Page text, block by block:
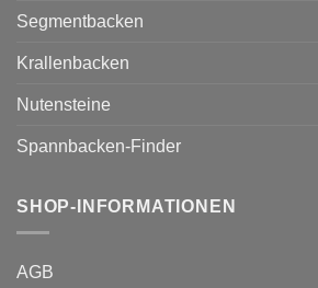
Segmentbacken
Krallenbacken
Nutensteine
Spannbacken-Finder
SHOP-INFORMATIONEN
AGB